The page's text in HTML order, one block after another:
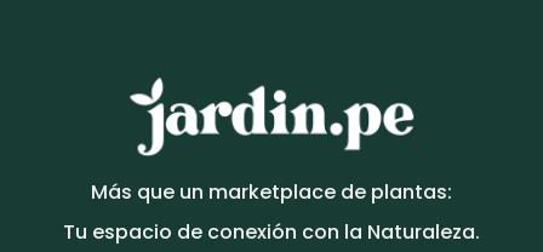
Más que un marketplace de plantas:
Tu espacio de conexión con la Naturaleza.